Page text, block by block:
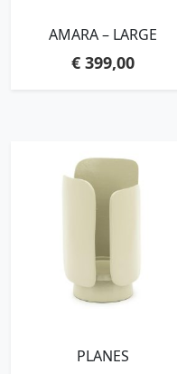
AMARA – LARGE
€399,00
PLANES